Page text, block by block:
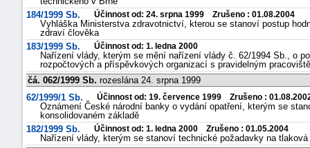
184/1999 Sb.
Účinnost od: 24. srpna 1999 Zrušeno : 01.08.2004
Vyhláška Ministerstva zdravotnictví, kterou se stanoví postup
zdraví člověka
183/1999 Sb.
Účinnost od: 1. ledna 2000
Nařízení vlády, kterým se mění nařízení vlády č. 62/1994 Sb., o
rozpočtových a příspěvkových organizací s pravidelným
čá. 062/1999 Sb. rozeslána 24. srpna 1999
62/1999/1 Sb.
Účinnost od: 19. července 1999 Zrušeno :
Oznámení České národní banky o vydání opatření, kterým se
konsolidovaném základě
182/1999 Sb.
Účinnost od: 1. ledna 2000 Zrušeno : 01.05.2004
Nařízení vlády, kterým se stanoví technické požadavky na